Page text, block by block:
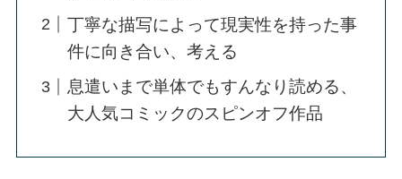
丁寧な描写によって現実性を持った事
件に向き合い、考える
息遣いまで単体でもすんなり読める、
大人気コミックのスピンオフ作品